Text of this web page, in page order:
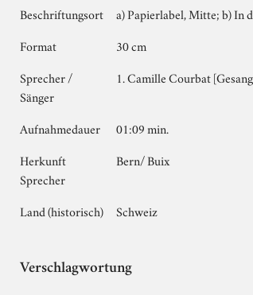
Beschriftungsort
a) Papierlabel, Mitte; b) In
Format
30 cm
Sprecher /
Sänger
1. Camille Courbat
Aufnahmedauer
01:09 min.
Herkunft
Sprecher
Bern/ Buix
Land (historisch) Schweiz
Verschlagwortung